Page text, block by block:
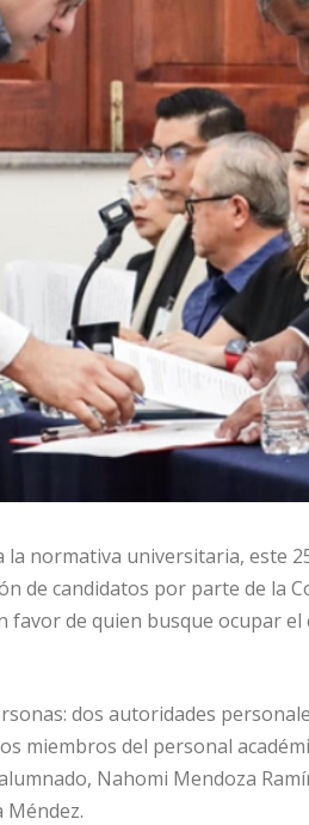
la normativa universitaria, este
de candidatos por parte de la
de quien busque ocupar
dos autoridades
miembros del personal
Nahomi Mendoza